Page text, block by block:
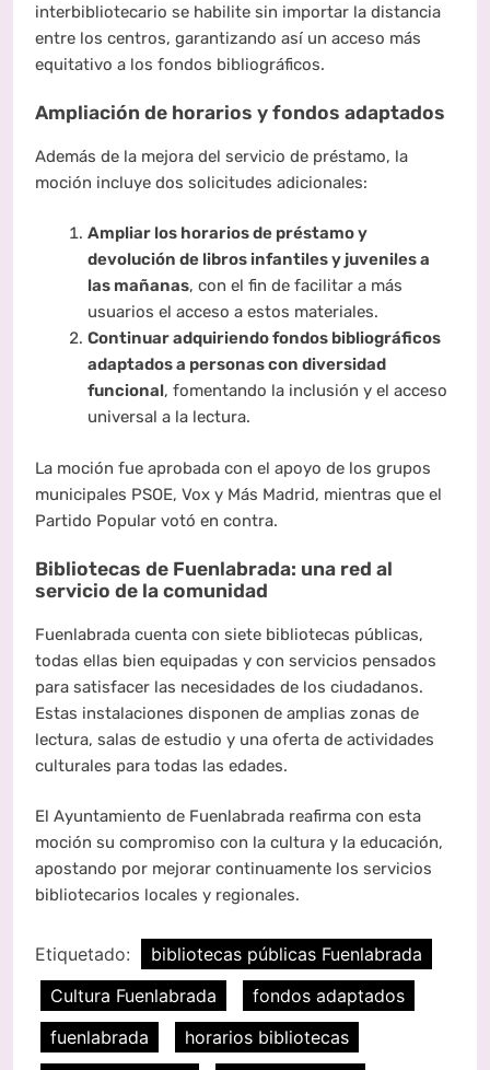
interbibliotecario se habilite sin importar la distancia
entre los centros, garantizando así un acceso más
equitativo a los fondos bibliográficos.
Ampliación de horarios y fondos adaptados
Además de la mejora del servicio de préstamo, la
moción incluye dos solicitudes adicionales:
Ampliar los horarios de préstamo y
devolución de libros infantiles y juveniles a
las mañanas, con el fin de facilitar a más
usuarios el acceso a estos materiales.
Continuar adquiriendo fondos bibliográficos
adaptados a personas con diversidad
funcional, fomentando la inclusión y el acceso
universal a la lectura.
La moción fue aprobada con el apoyo de los grupos
municipales PSOE, Vox y Más Madrid, mientras que el
Partido Popular votó en contra.
Bibliotecas de Fuenlabrada: una red al
servicio de la comunidad
Fuenlabrada cuenta con siete bibliotecas públicas,
todas ellas bien equipadas y con servicios pensados
para satisfacer las necesidades de los ciudadanos.
Estas instalaciones disponen de amplias zonas de
lectura, salas de estudio y una oferta de actividades
culturales para todas las edades.
El Ayuntamiento de Fuenlabrada reafirma con esta
moción su compromiso con la cultura y la educación,
apostando por mejorar continuamente los servicios
bibliotecarios locales y regionales.
Etiquetado:
bibliotecas públicas Fuenlabrada
Cultura Fuenlabrada
fondos adaptados
fuenlabrada
horarios bibliotecas